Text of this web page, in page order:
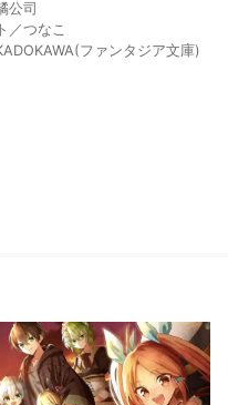
公司
／つなこ
ファンタジア文庫)